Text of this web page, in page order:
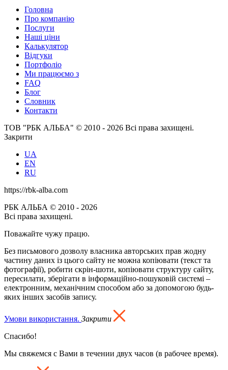
Головна
Про компанію
Послуги
Наші ціни
Калькулятор
Відгуки
Портфоліо
Ми працюємо з
FAQ
Блог
Словник
Контакти
ТОВ "РБК АЛЬБА" © 2010 - 2026 Всі права захищені.
Закрити
UA
EN
RU
https://rbk-alba.com
РБК АЛЬБА © 2010 - 2026
Всі права захищені.
Поважайте чужу працю.
Без письмового дозволу власника авторських прав жодну
частину даних із цього сайту не можна копіювати (текст та
фотографії), робити скрін-шоти, копіювати структуру сайту,
пересилати, зберігати в інформаційно-пошуковій системі –
електронним, механічним способом або за допомогою будь-
яких інших засобів запису.
Умови використання. Закрити
Спасибо!
Мы свяжемся с Вами в течении двух часов (в рабочее время).